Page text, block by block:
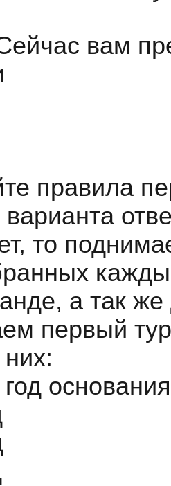
вам
правила
варианта
то
а так же
первый